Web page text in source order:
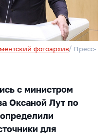
фотоархив/ Пресс-
с министром
Оксаной Лут по
для